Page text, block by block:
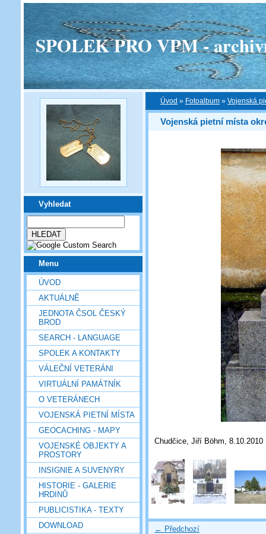
SPOLEK PRO VPM -
Vyhledat
Menu
ÚVOD
AKTUÁLNĚ
JEDNOTA ČSOL ČESKÝ
BROD
SEARCH - LANGUAGE
SPOLEK A KONTAKTY
VÁLEČNÍ VETERÁNI
VIRTUÁLNÍ PAMÁTNÍK
O VETERÁNECH
VOJENSKÁ PIETNÍ MÍSTA
GEOCACHING - MAPY
VOJENSKÉ OBJEKTY A
PROSTORY
INSIGNIE A SUVENYRY
HISTORIE - GALERIE
HRDINŮ
PUBLICISTIKA - TEXTY
DOWNLOAD
Úvod » Fotoalbum » Vojenská
Vojenská pietní místa
Chudčice, Jiří Böhm, 8.10.2010
← Předchozí